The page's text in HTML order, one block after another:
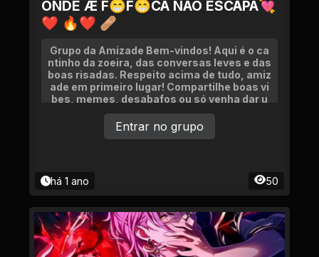
ÖNDË Æ F😁F😁CÄ NÄO ESCÅPA💘
❤ 🔥❤ 🩹
Grupo da Amizade Bem-vindos! Aqui é o ca
ntinho da zoeira, das conversas leves e das
boas risadas. Respeito acima de tudo, amiz
ade em primeiro lugar! Compartilhe boas vi
bes, memes, desabafos ou só venha dar u
m oi!
há 1 ano 50
Entrar no grupo